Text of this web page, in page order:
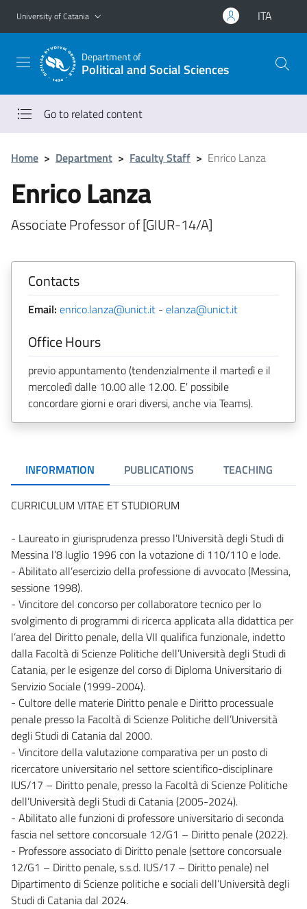
Go to main content
Go to navigation menu
University of Catania ITA
Department of
Political and Social Sciences
Go to related content
Home > Department > Faculty Staff > Enrico Lanza
Enrico Lanza
Associate Professor of [GIUR-14/A]
Contacts
Email: enrico.lanza@unict.it - elanza@unict.it
Office Hours
previo appuntamento (tendenzialmente il martedì e il
mercoledì dalle 10.00 alle 12.00. E' possibile
concordare giorni e orari diversi, anche via Teams).
INFORMATION PUBLICATIONS TEACHING
CURRICULUM VITAE ET STUDIORUM
- Laureato in giurisprudenza presso l’Università degli Studi di
Messina l’8 luglio 1996 con la votazione di 110/110 e lode.
- Abilitato all’esercizio della professione di avvocato (Messina,
sessione 1998).
- Vincitore del concorso per collaboratore tecnico per lo
svolgimento di programmi di ricerca applicata alla didattica per
l’area del Diritto penale, della VII qualifica funzionale, indetto
dalla Facoltà di Scienze Politiche dell’Università degli Studi di
Catania, per le esigenze del corso di Diploma Universitario di
Servizio Sociale (1999-2004).
- Cultore delle materie Diritto penale e Diritto processuale
penale presso la Facoltà di Scienze Politiche dell’Università
degli Studi di Catania dal 2000.
- Vincitore della valutazione comparativa per un posto di
ricercatore universitario nel settore scientifico-disciplinare
IUS/17 – Diritto penale, presso la Facoltà di Scienze Politiche
dell’Università degli Studi di Catania (2005-2024).
- Abilitato alle funzioni di professore universitario di seconda
fascia nel settore concorsuale 12/G1 – Diritto penale (2022).
- Professore associato di Diritto penale (settore concorsuale
12/G1 – Diritto penale, s.s.d. IUS/17 – Diritto penale) nel
Dipartimento di Scienze politiche e sociali dell’Università degli
Studi di Catania dal 2024.